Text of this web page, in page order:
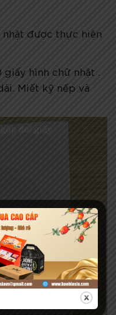
được thực hiện
hình chữ nhật .
Miết kỹ nếp và